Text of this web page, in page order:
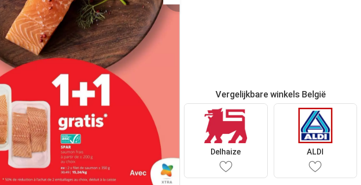
Vergelijkbare winkels België
Delhaize ALDI